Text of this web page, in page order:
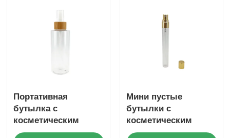
Портативная
бутылка с
косметическим
спреем Прозрачная
Мини пустые
бутылки с
косметическим
спреем 2 мл 3 мл 5